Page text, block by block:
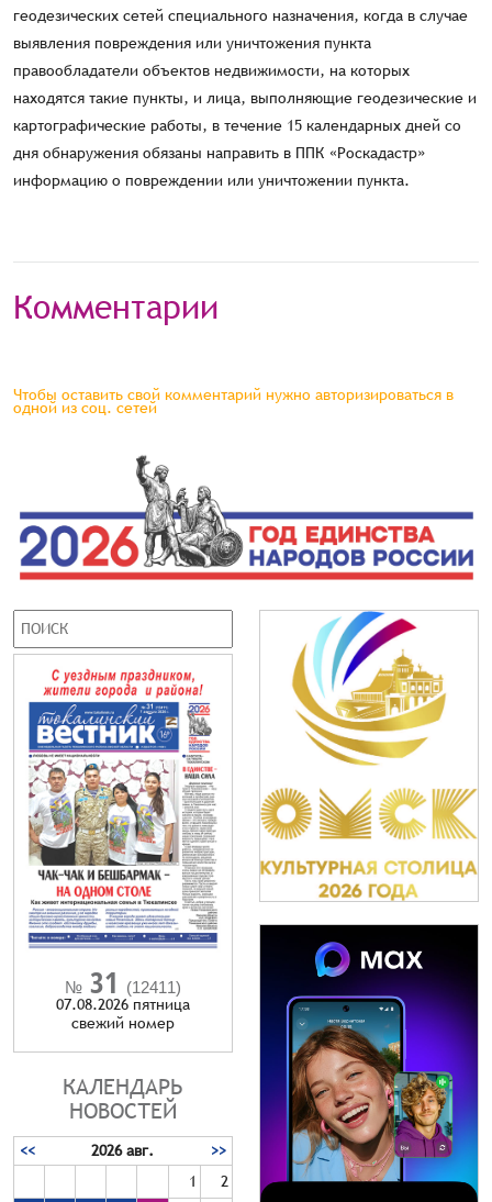
геодезических сетей специального назначения, когда в случае
выявления повреждения или уничтожения пункта
правообладатели объектов недвижимости, на которых
находятся такие пункты, и лица, выполняющие геодезические и
картографические работы, в течение 15 календарных дней со
дня обнаружения обязаны направить в ППК «Роскадастр»
информацию о повреждении или уничтожении пункта.
Комментарии
Чтобы оставить свой комментарий нужно авторизироваться в
одной из соц. сетей
№ 31 (12411)
07.08.2026 пятница
cвежий номер
КАЛЕНДАРЬ
НОВОСТЕЙ
<< 2026 авг.
>>
1
2